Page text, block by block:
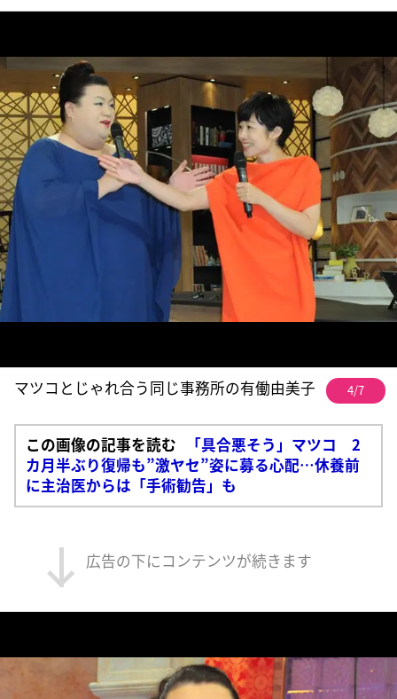
マツコとじゃれ合う同じ事務所の有働由美子 4/7
この画像の記事を読む
「具合悪そう」マツコ 2
カ月半ぶり復帰も”激ヤセ”姿に募る心配…休養前
に主治医からは「手術勧告」も
広告の下にコンテンツが続きます